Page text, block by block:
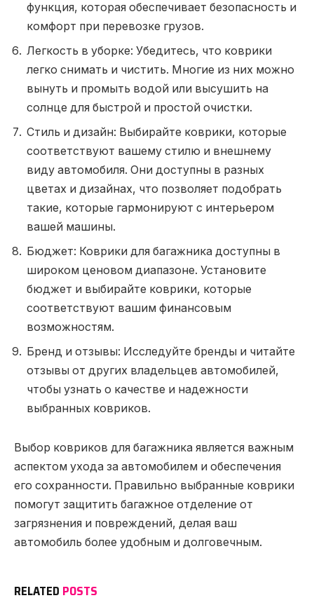
функция, которая обеспечивает безопасность и
комфорт при перевозке грузов.
Легкость в уборке: Убедитесь, что коврики
легко снимать и чистить. Многие из них можно
вынуть и промыть водой или высушить на
солнце для быстрой и простой очистки.
Стиль и дизайн: Выбирайте коврики, которые
соответствуют вашему стилю и внешнему
виду автомобиля. Они доступны в разных
цветах и дизайнах, что позволяет подобрать
такие, которые гармонируют с интерьером
вашей машины.
Бюджет: Коврики для багажника доступны в
широком ценовом диапазоне. Установите
бюджет и выбирайте коврики, которые
соответствуют вашим финансовым
возможностям.
Бренд и отзывы: Исследуйте бренды и читайте
отзывы от других владельцев автомобилей,
чтобы узнать о качестве и надежности
выбранных ковриков.
Выбор ковриков для багажника является важным
аспектом ухода за автомобилем и обеспечения
его сохранности. Правильно выбранные коврики
помогут защитить багажное отделение от
загрязнения и повреждений, делая ваш
автомобиль более удобным и долговечным.
RELATED POSTS